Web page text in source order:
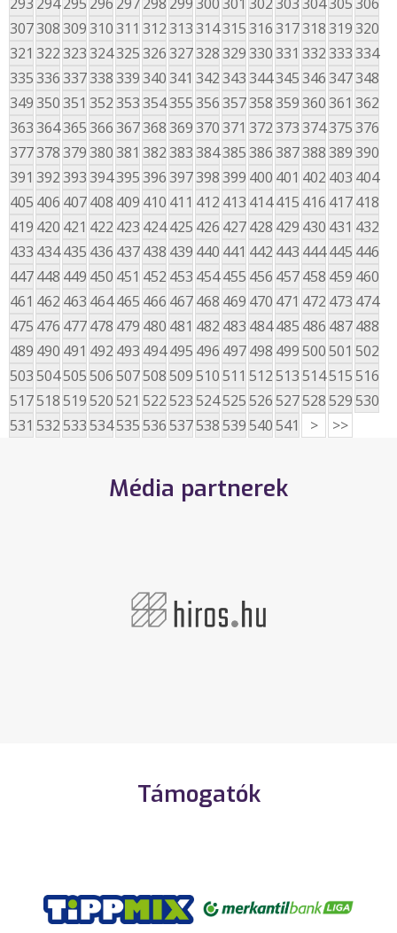
293 294295 296 297298 299300301 302303304305306
307308309310311 312313314315316317318319320
321 322323324325326327328329330331 332333334
335336337338339340341 342343344345346347348
349350351 352353354355356357358359360361 362
363364365366367368369370371 372373374375376
377378379380381 382383384385386387388389390
391 392393394395396397398399 400 401 402 403 404
405 406 407408 409 410 411 412 413 414415 416 417418
419 420 421 422 423 424425 426 427428 429 430 431 432
433 434435 436 437438 439 440 441 442 443 444445 446
447448 449 450 451 452 453 454455 456 457458 459 460
461 462 463 464465 466 467468 469 470 471 472 473 474
475 476 477478 479 480 481 482 483 484485 486 487488
489 490 491 492 493 494495 496 497498 499500501 502
503504505506507508509510511 512513514515516
517518519520521 522523524525526527528529530
531 532533534535536537538539540541 > >>
Média partnerek
Támogatók